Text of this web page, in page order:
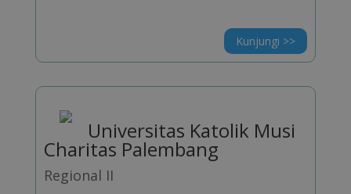
Kunjungi >>
Universitas Katolik Musi
Charitas Palembang
Regional II